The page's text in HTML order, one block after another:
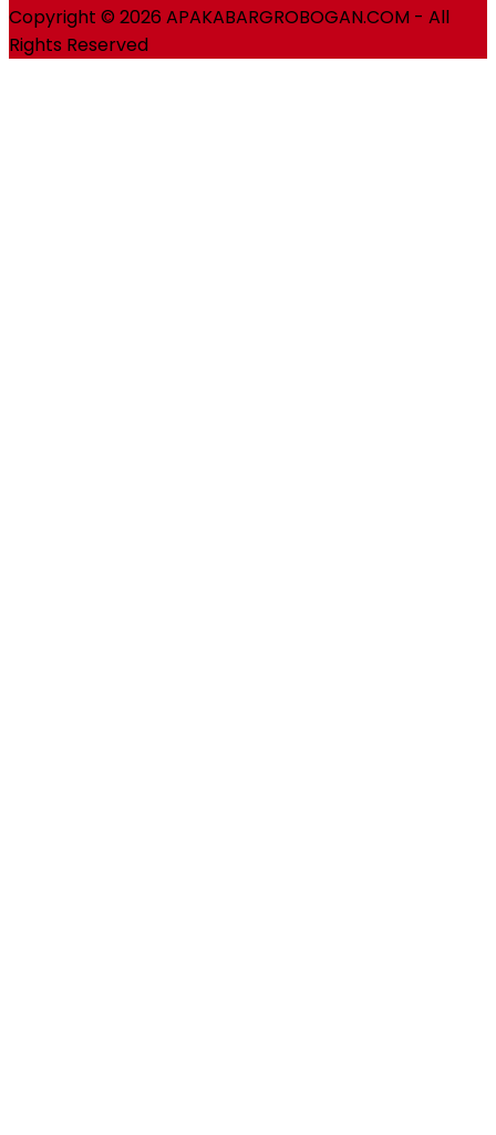
Copyright © 2026 APAKABARGROBOGAN.COM - All
Rights Reserved